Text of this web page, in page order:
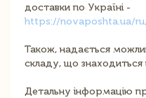
доставки по Україні -
https://novaposhta.ua/
Також, надається
складу, що знаходиться
Детальну інформацію